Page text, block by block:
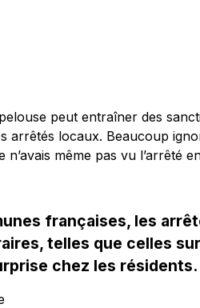
peut entraîner des
arrêtés locaux. Beaucoup
même pas vu l’arrêté
françaises, les
telles que celles
chez les résidents.